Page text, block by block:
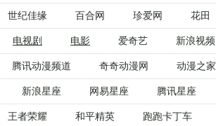
世纪佳缘 百合网 珍爱网 花田
电视剧 电影 爱奇艺 新浪视频
腾讯动漫频道 奇奇动漫网 动漫之家
新浪星座 网易星座 腾讯星座
王者荣耀 和平精英 跑跑卡丁车